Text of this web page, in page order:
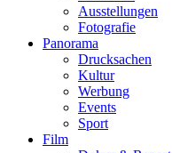
Ausstellungen
Fotografie
Panorama
Drucksachen
Kultur
Werbung
Events
Sport
Film